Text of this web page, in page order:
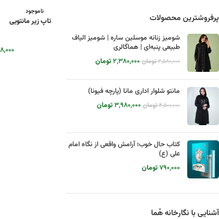
پرفروشترین محصولات
شومیز زنانه موسلین ساره | شومیز الیاف
طبیعی پنبه‌ای | هماگالری
۲,۵۸۰,۰۰۰تومان ۲,۳۸۰,۰۰۰تومان
مانتو شلوار اداری مانا (پارچه فیونا)
۴,۵۰۰,۰۰۰تومان ۳,۹۸۰,۰۰۰تومان
کتاب حال خوب؛ آرامش واقعی از نگاه امام
علی (ع)
۷۹۰,۰۰۰تومان
آشنایی با نگارخانه هُما
ناموجود
تاپ زیر مانتویی